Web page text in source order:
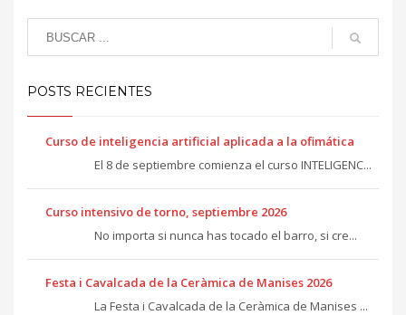
POSTS RECIENTES
Curso de inteligencia artificial aplicada a la ofimática
El 8 de septiembre comienza el curso INTELIGENC...
Curso intensivo de torno, septiembre 2026
No importa si nunca has tocado el barro, si cre...
Festa i Cavalcada de la Ceràmica de Manises 2026
La Festa i Cavalcada de la Ceràmica de Manises ...